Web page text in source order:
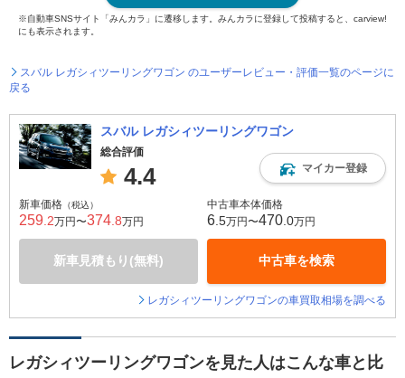
※自動車SNSサイト「みんカラ」に遷移します。みんカラに登録して投稿すると、carview!
にも表示されます。
スバル レガシィツーリングワゴン のユーザーレビュー・評価一覧のページに
戻る
スバル レガシィツーリングワゴン
総合評価
4.4 マイカー登録
新車価格 （税込）
259 .2万円〜374 .8万円
新車見積もり(無料)
中古車本体価格
6 .5万円〜470 .0万円
中古車を検索
レガシィツーリングワゴンの車買取相場を調べる
レガシィツーリングワゴンを見た人はこんな車と比